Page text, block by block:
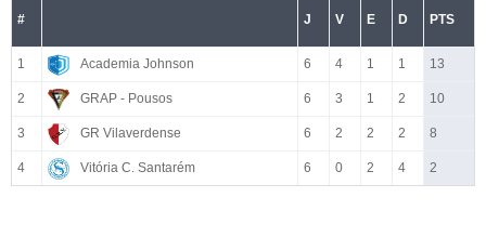
# J V E D PTS
1 Academia Johnson 6 4 1 1 13
2 GRAP - Pousos 6 3 1 2 10
3 GR Vilaverdense 6 2 2 2 8
4 Vitória C. Santarém 6 0 2 4 2